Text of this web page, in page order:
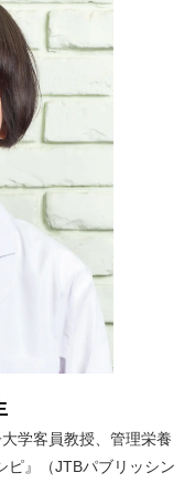
学客員教授、管理栄養
ピ』（JTBパブリッシン